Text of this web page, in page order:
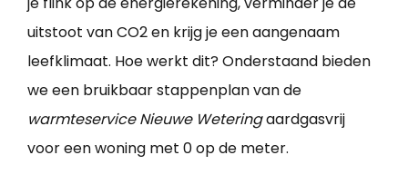
uitstoot van CO2 en krijg je een aangenaam
leefklimaat. Hoe werkt dit? Onderstaand bieden
we een bruikbaar stappenplan van de
warmteservice Nieuwe Weteringaardgasvrij
voor een woning met 0 op de meter.